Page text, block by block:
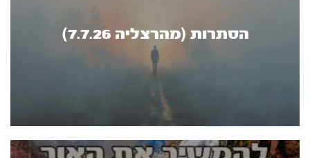
הסתרות (מהרצליה 7.7.26)